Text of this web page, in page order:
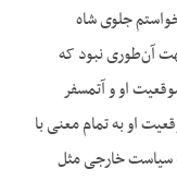
جلوی شاه
آن‌طوری نبود که
او و آتمسفر
او به تمام معنی با
سیاست خارجی مثل